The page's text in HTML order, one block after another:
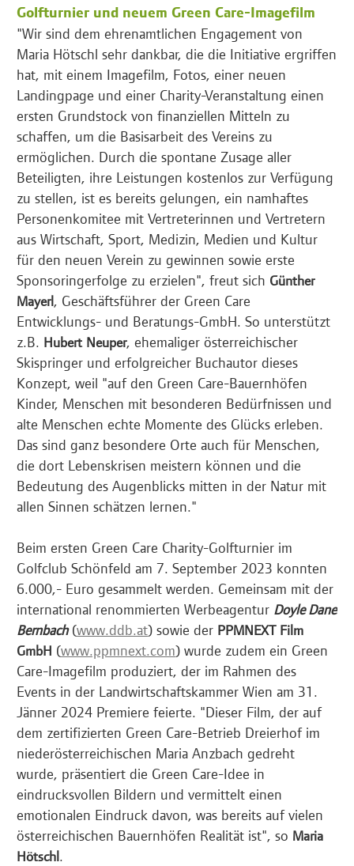
Golfturnier und neuem Green Care-Imagefilm
"Wir sind dem ehrenamtlichen Engagement von
Maria Hötschl sehr dankbar, die die Initiative ergriffen
hat, mit einem Imagefilm, Fotos, einer neuen
Landingpage und einer Charity-Veranstaltung einen
ersten Grundstock von finanziellen Mitteln zu
schaffen, um die Basisarbeit des Vereins zu
ermöglichen. Durch die spontane Zusage aller
Beteiligten, ihre Leistungen kostenlos zur Verfügung
zu stellen, ist es bereits gelungen, ein namhaftes
Personenkomitee mit Vertreterinnen und Vertretern
aus Wirtschaft, Sport, Medizin, Medien und Kultur
für den neuen Verein zu gewinnen sowie erste
Sponsoringerfolge zu erzielen", freut sich Günther
Mayerl, Geschäftsführer der Green Care
Entwicklungs- und Beratungs-GmbH. So unterstützt
z.B. Hubert Neuper, ehemaliger österreichischer
Skispringer und erfolgreicher Buchautor dieses
Konzept, weil "auf den Green Care-Bauernhöfen
Kinder, Menschen mit besonderen Bedürfnissen und
alte Menschen echte Momente des Glücks erleben.
Das sind ganz besondere Orte auch für Menschen,
die dort Lebenskrisen meistern können und die
Bedeutung des Augenblicks mitten in der Natur mit
allen Sinnen schätzen lernen."
Beim ersten Green Care Charity-Golfturnier im
Golfclub Schönfeld am 7. September 2023 konnten
6.000,- Euro gesammelt werden. Gemeinsam mit der
international renommierten Werbeagentur Doyle Dane
Bernbach(www.ddb.at) sowie der PPMNEXT Film
GmbH (www.ppmnext.com) wurde zudem ein Green
Care-Imagefilm produziert, der im Rahmen des
Events in der Landwirtschaftskammer Wien am 31.
Jänner 2024 Premiere feierte. "Dieser Film, der auf
dem zertifizierten Green Care-Betrieb Dreierhof im
niederösterreichischen Maria Anzbach gedreht
wurde, präsentiert die Green Care-Idee in
eindrucksvollen Bildern und vermittelt einen
emotionalen Eindruck davon, was bereits auf vielen
österreichischen Bauernhöfen Realität ist", so Maria
Hötschl.